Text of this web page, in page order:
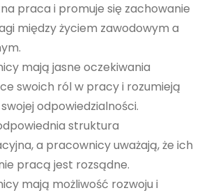
praca i promuje się zachowanie
między życiem zawodowym a
mają jasne oczekiwania
swoich ról w pracy i rozumieją
odpowiedzialności.
struktura
a pracownicy uważają, że ich
pracą jest rozsądne.
mają możliwość rozwoju i